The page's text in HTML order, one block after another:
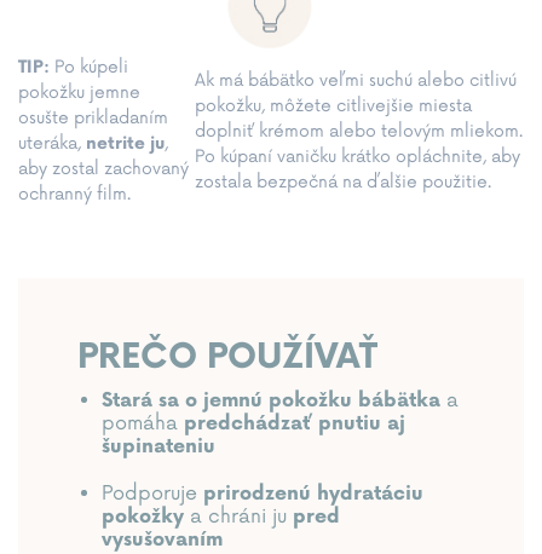
TIP: Po kúpeli
pokožku jemne
osušte prikladaním
uteráka, netrite ju,
aby zostal zachovaný
ochranný film.
Ak má bábätko veľmi suchú alebo citlivú
pokožku, môžete citlivejšie miesta
doplniť krémom alebo telovým mliekom.
Po kúpaní vaničku krátko opláchnite, aby
zostala bezpečná na ďalšie použitie.
PREČO POUŽÍVAŤ
Stará sa o jemnú pokožku bábätka a
pomáha predchádzať pnutiu aj
šupinateniu
Podporuje prirodzenú hydratáciu
pokožky a chráni ju pred
vysušovaním